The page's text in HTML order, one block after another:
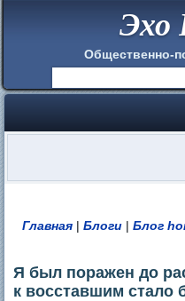
Эхо
Общественно-
Вы здесь
Главная |Блоги |Блог
Я был поражен до
к восставшим стало